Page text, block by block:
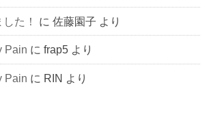
た！ に佐藤園子 より
Pain にfrap5 より
Pain に RIN より